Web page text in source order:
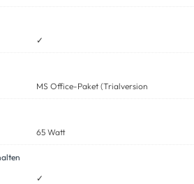
✓
MS Office-Paket (Trialversion
65 Watt
✓